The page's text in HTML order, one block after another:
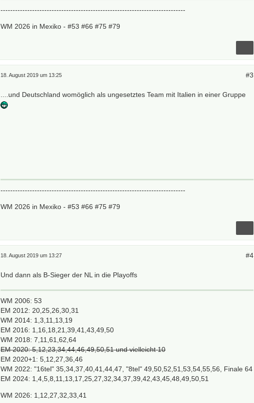
----------------------------------------------------------------------------
WM 2026 in Mexiko - #53 #66 #75 #79
18. August 2019 um 13:25 #3
....und Deutschland womöglich als ungesetztes Team mit Italien in einer Gruppe
----------------------------------------------------------------------------
WM 2026 in Mexiko - #53 #66 #75 #79
18. August 2019 um 13:27 #4
Und dann als B-Sieger der NL in die Playoffs
WM 2006: 53
EM 2012: 20,25,26,30,31
WM 2014: 1,3,11,13,19
EM 2016: 1,16,18,21,39,41,43,49,50
WM 2018: 7,11,61,62,64
EM 2020: 5,12,23,34,44,46,49,50,51 und vielleicht 10
EM 2020+1: 5,12,27,36,46
WM 2022: "16tel" 35,34,37,40,41,44,47, "8tel" 49,50,52,51,53,54,55,56, Finale 64
EM 2024: 1,4,5,8,11,13,17,25,27,32,34,37,39,42,43,45,48,49,50,51
WM 2026: 1,12,27,32,33,41